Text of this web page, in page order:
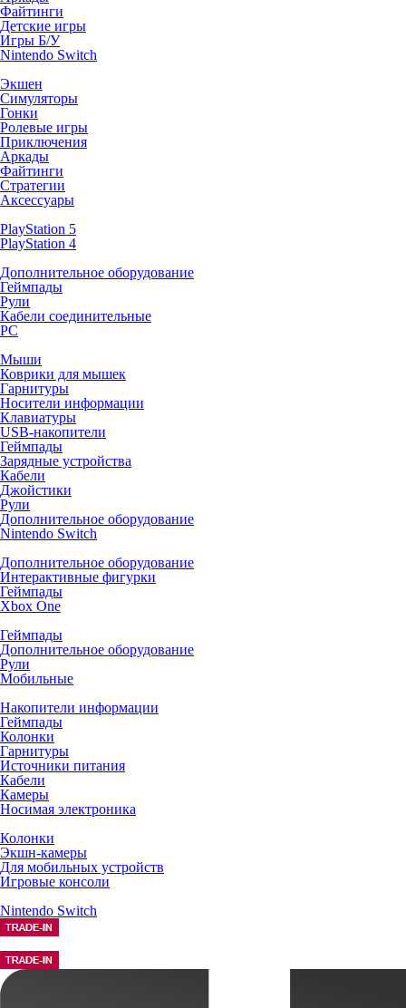
Файтинги
Детские игры
Игры Б/У
Nintendo Switch
Экшен
Симуляторы
Гонки
Ролевые игры
Приключения
Аркады
Файтинги
Стратегии
Аксессуары
PlayStation 5
PlayStation 4
Дополнительное оборудование
Геймпады
Рули
Кабели соединительные
PC
Мыши
Коврики для мышек
Гарнитуры
Носители информации
Клавиатуры
USB-накопители
Геймпады
Зарядные устройства
Кабели
Джойстики
Рули
Дополнительное оборудование
Nintendo Switch
Дополнительное оборудование
Интерактивные фигурки
Геймпады
Xbox One
Геймпады
Дополнительное оборудование
Рули
Мобильные
Накопители информации
Геймпады
Колонки
Гарнитуры
Источники питания
Кабели
Камеры
Носимая электроника
Колонки
Экшн-камеры
Для мобильных устройств
Игровые консоли
Nintendo Switch